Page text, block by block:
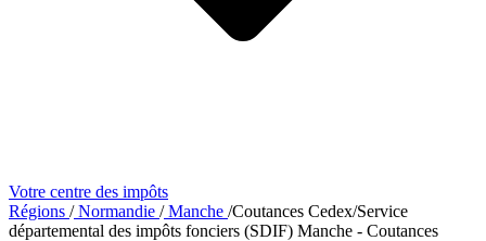
Votre centre des impôts
Régions /Normandie /Manche /Coutances Cedex/Service
départemental des impôts fonciers (SDIF) Manche - Coutances